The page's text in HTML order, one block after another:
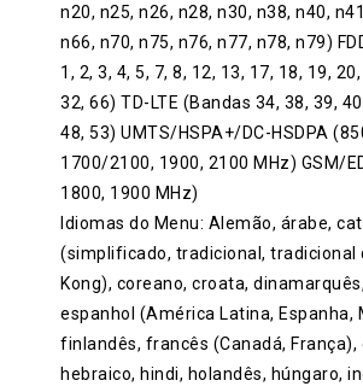
n20, n25, n26, n28, n30, n38, n40,
n66, n70, n75, n76, n77, n78, n79)
1, 2, 3, 4, 5, 7, 8, 12, 13, 17, 18, 19,
32, 66) TD-LTE (Bandas 34, 38, 39,
48, 53) UMTS/HSPA+/DC-HSDPA
1700/2100, 1900, 2100 MHz) GSM/
1800, 1900 MHz)
Idiomas do Menu: Alemão, árabe,
(simplificado, tradicional, tradicional
Kong), coreano, croata,
espanhol (América Latina, Espanha,
finlandês, francês (Canadá, França),
hebraico, hindi, holandês, húngaro,